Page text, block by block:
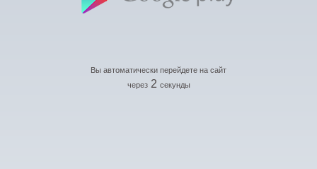
Вы автоматически перейдете на сайт
через 2 секунды